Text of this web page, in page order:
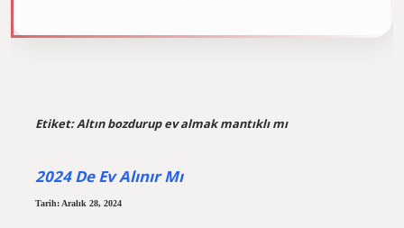
Etiket:Altın bozdurup ev almak mantıklı mı
2024 De Ev Alınır Mı
Tarih: Aralık 28, 2024